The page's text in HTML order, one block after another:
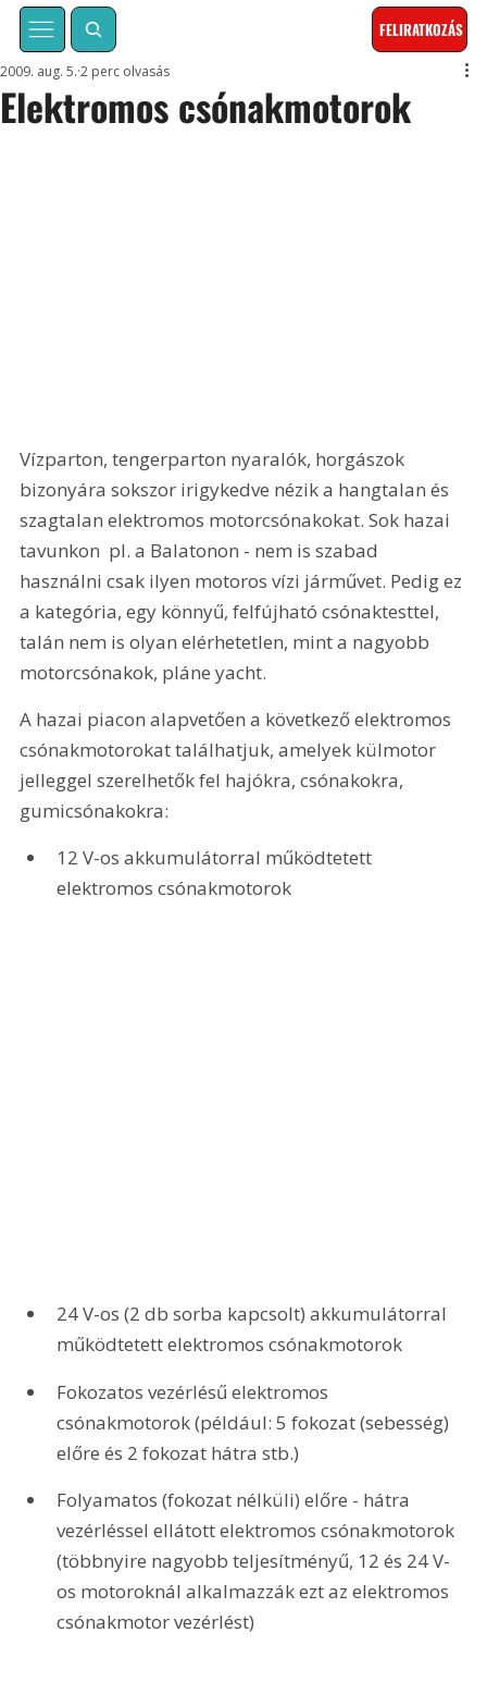
FELIRATKOZÁS
Elektromos csónakmotorok
2009. aug. 5. 2 perc olvasás
Vízparton, tengerparton nyaralók, horgászok
bizonyára sokszor irigykedve nézik a hangtalan és
szagtalan elektromos motorcsónakokat. Sok hazai
tavunkon  pl. a Balatonon - nem is szabad
használni csak ilyen motoros vízi járművet. Pedig ez
a kategória, egy könnyű, felfújható csónaktesttel,
talán nem is olyan elérhetetlen, mint a nagyobb
motorcsónakok, pláne yacht.
A hazai piacon alapvetően a következő elektromos
csónakmotorokat találhatjuk, amelyek külmotor
jelleggel szerelhetők fel hajókra, csónakokra,
gumicsónakokra:
12 V-os akkumulátorral működtetett
elektromos csónakmotorok
24 V-os (2 db sorba kapcsolt) akkumulátorral
működtetett elektromos csónakmotorok
Fokozatos vezérlésű elektromos
csónakmotorok (például: 5 fokozat (sebesség)
előre és 2 fokozat hátra stb.)
Folyamatos (fokozat nélküli) előre - hátra
vezérléssel ellátott elektromos csónakmotorok
(többnyire nagyobb teljesítményű, 12 és 24 V-
os motoroknál alkalmazzák ezt az elektromos
csónakmotor vezérlést)